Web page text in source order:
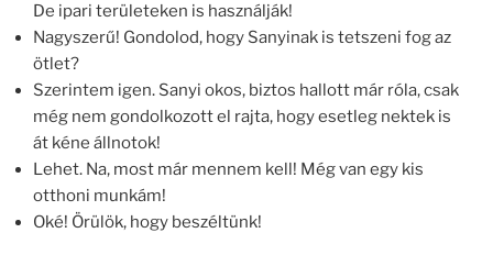
De ipari területeken is használják!
Nagyszerű! Gondolod, hogy Sanyinak is tetszeni fog az
ötlet?
Szerintem igen. Sanyi okos, biztos hallott már róla, csak
még nem gondolkozott el rajta, hogy esetleg nektek is
át kéne állnotok!
Lehet. Na, most már mennem kell! Még van egy kis
otthoni munkám!
Oké! Örülök, hogy beszéltünk!